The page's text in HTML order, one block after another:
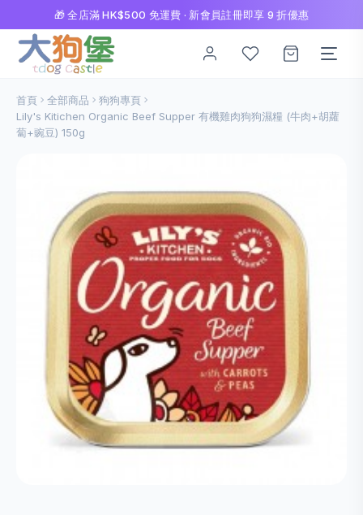
🎁 全店滿 HK$500 免運費 · 新會員註冊即享 9 折優惠
首頁 全部商品
狗狗專頁
Lily's Kitichen Organic Beef Supper 有機雞肉狗狗濕糧 (牛肉+胡蘿
蔔+豌豆) 150g